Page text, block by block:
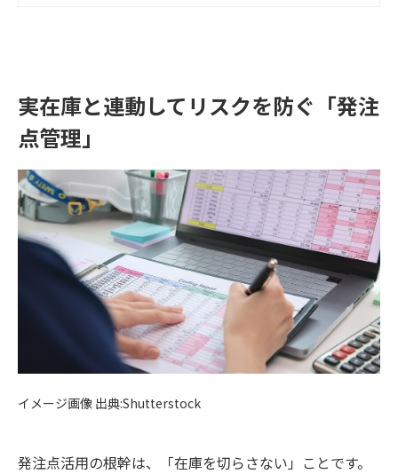
実在庫と連動してリスクを防ぐ「発注
点管理」
イメージ画像 出典:Shutterstock
発注点活用の根幹は、「在庫を切らさない」ことです。